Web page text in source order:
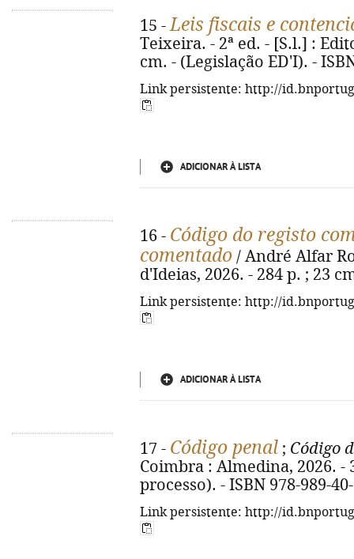
15 -Leis fiscais e
Teixeira. - 2ª ed. - [S.l.] :
cm. - (Legislação ED'I). -
Link persistente: http://
ADICIONAR À LISTA
16 - Código do registo
comentado / André Alfar
d'Ideias, 2026. - 284 p. ; 23
Link persistente: http://
ADICIONAR À LISTA
17 - Código penal ; Código
Coimbra : Almedina, 2026. -
processo). - ISBN 978-989-
Link persistente: http://